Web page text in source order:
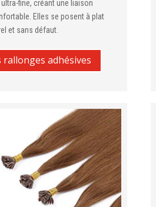
fine, créant une liaison
Elles se posent à plat
et sans défaut.
adhésives